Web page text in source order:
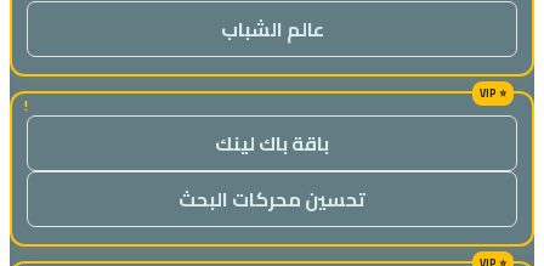
عالم الشباب
!
باقة باك لينك
تحسين محركات البحث